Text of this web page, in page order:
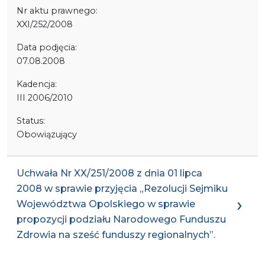
Nr aktu prawnego:
XXI/252/2008
Data podjęcia:
07.08.2008
Kadencja:
III 2006/2010
Status:
Obowiązujący
Uchwała Nr XX/251/2008 z dnia 01 lipca
2008 w sprawie przyjęcia „Rezolucji Sejmiku
Województwa Opolskiego w sprawie
propozycji podziału Narodowego Funduszu
Zdrowia na sześć funduszy regionalnych”.